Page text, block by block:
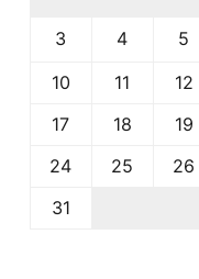
3
4 5
10
11 12
17
18 19
24
25 26
31